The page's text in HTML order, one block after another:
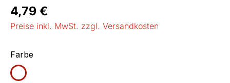
Regulärer Preis:
4,79 €
Preise inkl. MwSt. zzgl. Versandkosten
Farbeauswählen
weiß